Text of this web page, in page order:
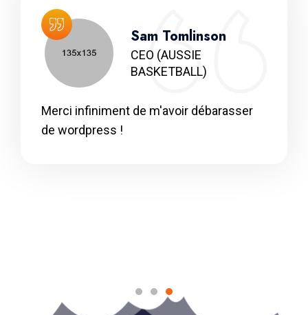
Sam Tomlinson
CEO (AUSSIE
BASKETBALL)
Merci infiniment de m'avoir débarasser
de wordpress !